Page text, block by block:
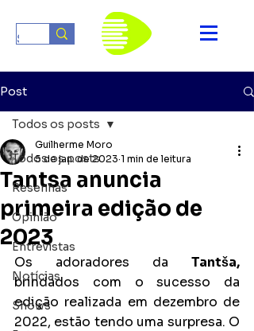
Post
Todos os posts
Resenhas
Opinião
Entrevistas
Notícias
Shows
Todos os posts
Tantsa anuncia
primeira edição de
2023
Guilherme Moro
5 de jan. de 2023 1 min de leitura
Os adoradores da
brindados com o sucesso da
edição realizada em dezembro de
2022, estão tendo uma surpresa. O